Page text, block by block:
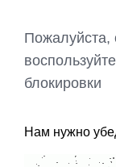
Пожалуйста,
блокировки
Нам нужно